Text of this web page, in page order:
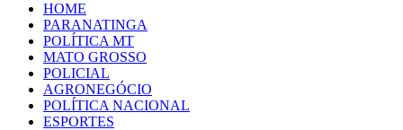
HOME
PARANATINGA
POLÍTICA MT
MATO GROSSO
POLICIAL
AGRONEGÓCIO
POLÍTICA NACIONAL
ESPORTES